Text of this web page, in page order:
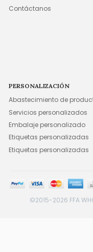
Contáctanos
PERSONALIZACIÓN
Abastecimiento de
Servicios personalizados
Embalaje personalizado
Etiquetas personalizadas
Etiquetas personalizadas
©2015-2026 FFA